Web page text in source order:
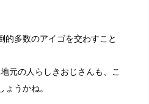
的多数のアイゴを交わすこと
元の人らしきおじさんも、こ
うかね。